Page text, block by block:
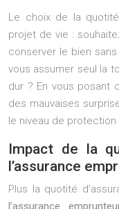
Le choix de la
projet de vie :
conserver le bien
vous assumer seul la
dur ? En vous posant
des mauvaises
le niveau de
Impact de la
l’assurance
Plus la quotité
l’assurance